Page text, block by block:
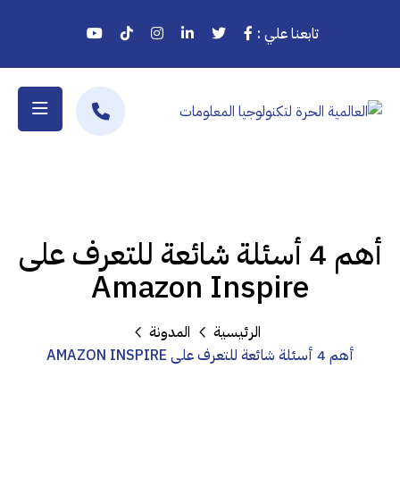
تابعنا علي :
أهم 4 أسئلة شائعة للتعرف على
Amazon Inspire
الرئيسية
المدونة
أهم 4 أسئلة شائعة للتعرف على AMAZON INSPIRE